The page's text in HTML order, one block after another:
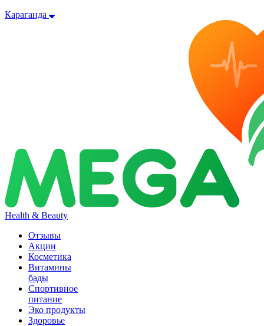
Караганда
Health & Beauty
Отзывы
Акции
Косметика
Витамины
бады
Спортивное
питание
Эко продукты
Здоровье